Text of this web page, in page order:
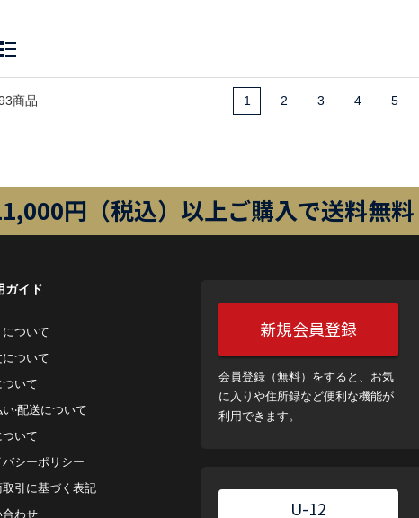
商品 1 2 3 4 5
円（税込）以上ご購入で送料無料
ガイド
ついて
ついて
いて
‧配送について
いて
シーポリシー
取引に基づく表記
合わせ
新規会員登録
会員登録（無料）をすると、お気
に入りや住所録など便利な機能が
利用できます。
U-12